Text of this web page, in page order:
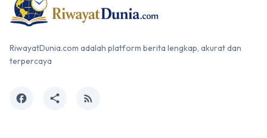
RiwayatDunia.com adalah platform berita lengkap, akurat dan
terpercaya
facebook share rss_feed